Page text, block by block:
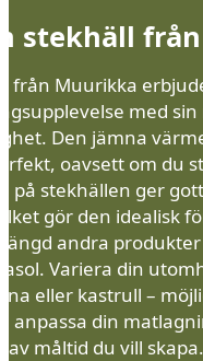
stekhäll
från Muurikka
med
Den jämna
oavsett om du
på stekhällen ger
gör den idealisk
andra
Variera din
eller kastrull –
anpassa din
av måltid du vill skapa.